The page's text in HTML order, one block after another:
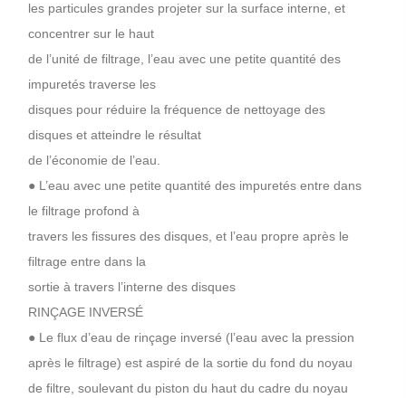
les particules grandes projeter sur la surface interne, et
concentrer sur le haut
de l’unité de filtrage, l’eau avec une petite quantité des
impuretés traverse les
disques pour réduire la fréquence de nettoyage des
disques et atteindre le résultat
de l’économie de l’eau.
● L’eau avec une petite quantité des impuretés entre dans
le filtrage profond à
travers les fissures des disques, et l’eau propre après le
filtrage entre dans la
sortie à travers l’interne des disques
RINÇAGE INVERSÉ
● Le flux d’eau de rinçage inversé (l’eau avec la pression
après le filtrage) est aspiré de la sortie du fond du noyau
de filtre, soulevant du piston du haut du cadre du noyau